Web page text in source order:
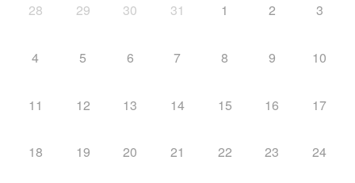
28 29 30 31 1 2 3
4 5 6 7 8 9 10
11 12 13 14 15 16 17
18 19 20 21 22 23 24